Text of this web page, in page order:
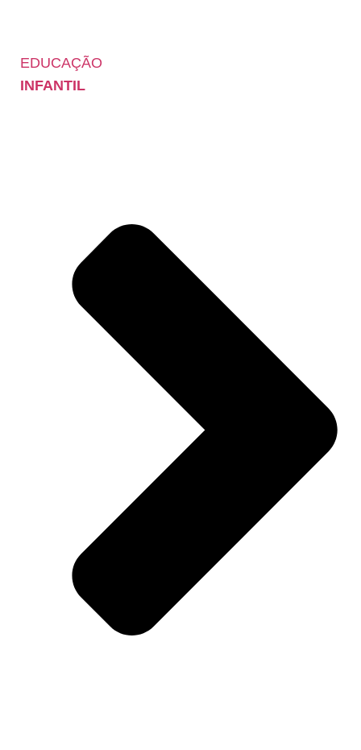
EDUCAÇÃO
INFANTIL